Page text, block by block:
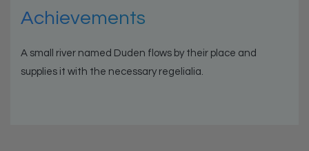
Achievements
A small river named Duden flows by their place and
supplies it with the necessary regelialia.